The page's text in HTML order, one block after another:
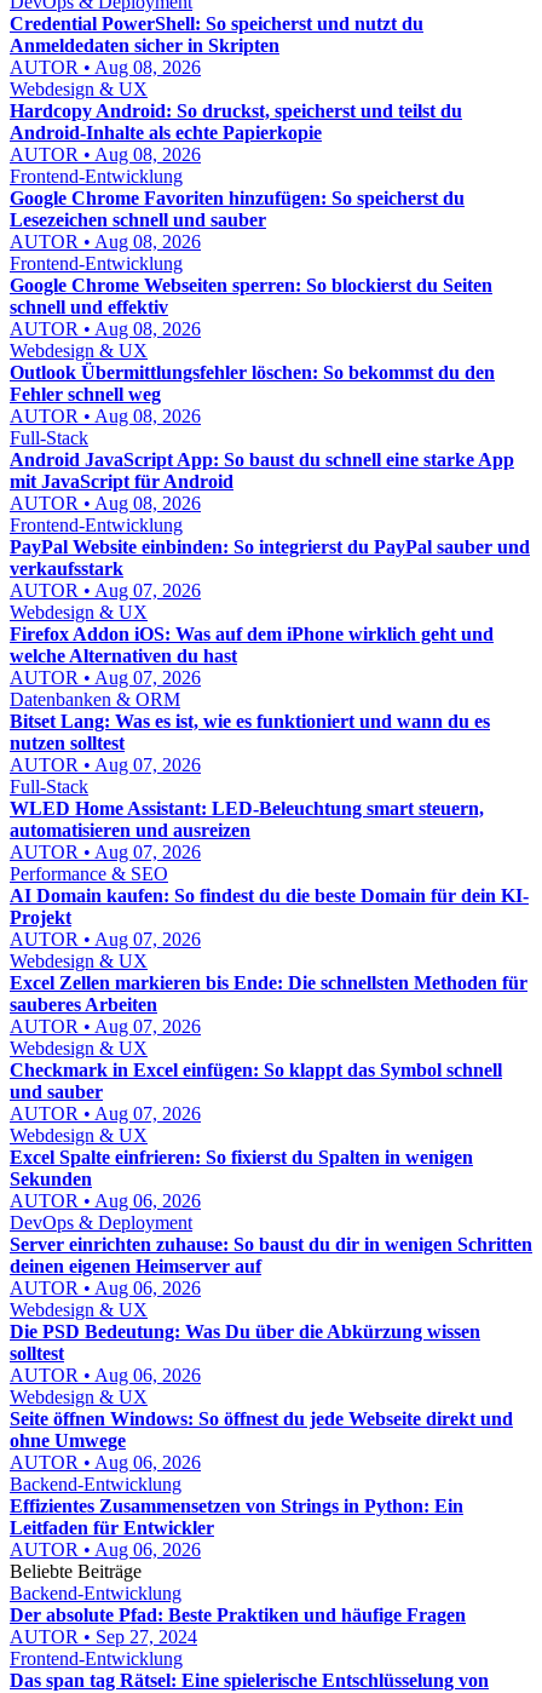
Credential PowerShell: So speicherst und nutzt du
Anmeldedaten sicher in Skripten
AUTOR • Aug 08, 2026
Webdesign & UX
Hardcopy Android: So druckst, speicherst und teilst du
Android-Inhalte als echte Papierkopie
AUTOR • Aug 08, 2026
Frontend-Entwicklung
Google Chrome Favoriten hinzufügen: So speicherst du
Lesezeichen schnell und sauber
AUTOR • Aug 08, 2026
Frontend-Entwicklung
Google Chrome Webseiten sperren: So blockierst du Seiten
schnell und effektiv
AUTOR • Aug 08, 2026
Webdesign & UX
Outlook Übermittlungsfehler löschen: So bekommst du den
Fehler schnell weg
AUTOR • Aug 08, 2026
Full-Stack
Android JavaScript App: So baust du schnell eine starke App
mit JavaScript für Android
AUTOR • Aug 08, 2026
Frontend-Entwicklung
PayPal Website einbinden: So integrierst du PayPal sauber und
verkaufsstark
AUTOR • Aug 07, 2026
Webdesign & UX
Firefox Addon iOS: Was auf dem iPhone wirklich geht und
welche Alternativen du hast
AUTOR • Aug 07, 2026
Datenbanken & ORM
Bitset Lang: Was es ist, wie es funktioniert und wann du es
nutzen solltest
AUTOR • Aug 07, 2026
Full-Stack
WLED Home Assistant: LED-Beleuchtung smart steuern,
automatisieren und ausreizen
AUTOR • Aug 07, 2026
Performance & SEO
AI Domain kaufen: So findest du die beste Domain für dein KI-
Projekt
AUTOR • Aug 07, 2026
Webdesign & UX
Excel Zellen markieren bis Ende: Die schnellsten Methoden für
sauberes Arbeiten
AUTOR • Aug 07, 2026
Webdesign & UX
Checkmark in Excel einfügen: So klappt das Symbol schnell
und sauber
AUTOR • Aug 07, 2026
Webdesign & UX
Excel Spalte einfrieren: So fixierst du Spalten in wenigen
Sekunden
AUTOR • Aug 06, 2026
DevOps & Deployment
Server einrichten zuhause: So baust du dir in wenigen Schritten
deinen eigenen Heimserver auf
AUTOR • Aug 06, 2026
Webdesign & UX
Die PSD Bedeutung: Was Du über die Abkürzung wissen
solltest
AUTOR • Aug 06, 2026
Webdesign & UX
Seite öffnen Windows: So öffnest du jede Webseite direkt und
ohne Umwege
AUTOR • Aug 06, 2026
Backend-Entwicklung
Effizientes Zusammensetzen von Strings in Python: Ein
Leitfaden für Entwickler
AUTOR • Aug 06, 2026
Beliebte Beiträge
Backend-Entwicklung
Der absolute Pfad: Beste Praktiken und häufige Fragen
AUTOR • Sep 27, 2024
Frontend-Entwicklung
Das span tag Rätsel: Eine spielerische Entschlüsselung von